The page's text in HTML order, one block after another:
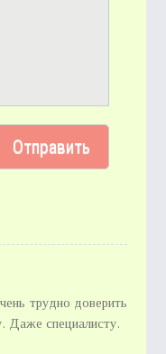
трудно доверить
Даже специалисту.